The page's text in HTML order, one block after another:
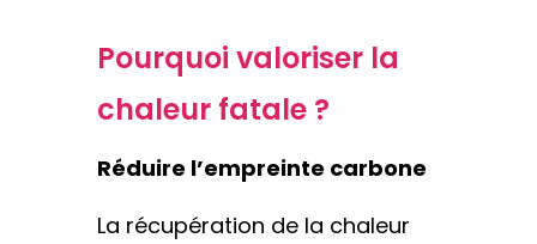
Pourquoi valoriser la
chaleur fatale ?
Réduire l’empreinte carbone
La récupération de la chaleur